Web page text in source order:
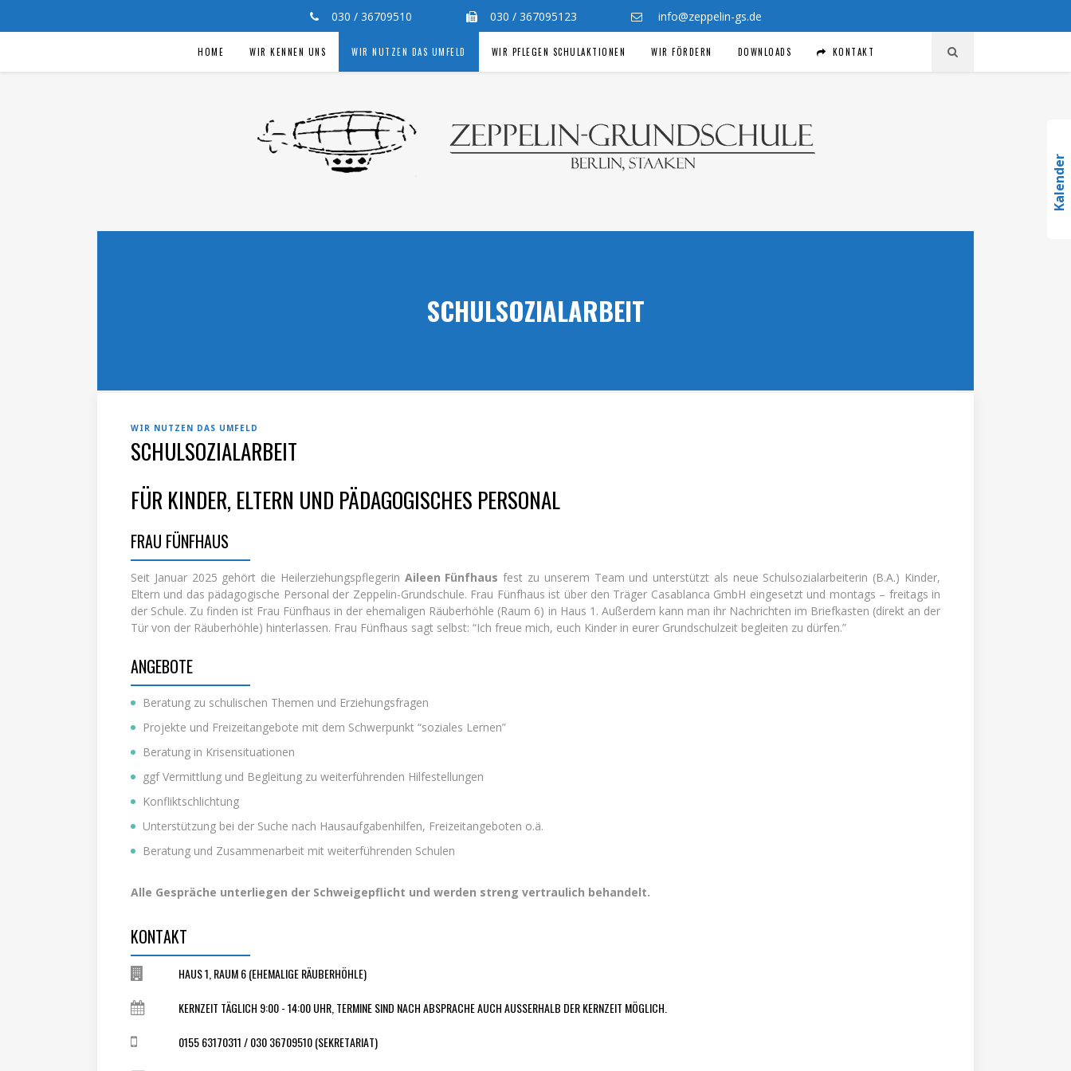
030 / 36709510 030 / 367095123 info@zeppelin-gs.de
HOME WIR KENNEN UNS WIR NUTZEN DAS UMFELD WIR PFLEGEN SCHULAKTIONEN WIR FÖRDERN DOWNLOADS KONTAKT
SCHULSOZIALARBEIT
WIR NUTZEN DAS UMFELD
SCHULSOZIALARBEIT
FÜR KINDER, ELTERN UND PÄDAGOGISCHES PERSONAL
FRAU FÜNFHAUS
Seit Januar 2025 gehört die Heilerziehungspflegerin Aileen Fünfhaus fest zu unserem Team und unterstützt als neue Schulsozialarbeiterin (B.A.) Kinder,
Eltern und das pädagogische Personal der Zeppelin-Grundschule. Frau Fünfhaus ist über den Träger Casablanca GmbH eingesetzt und montags – freitags in
der Schule. Zu finden ist Frau Fünfhaus in der ehemaligen Räuberhöhle (Raum 6) in Haus 1. Außerdem kann man ihr Nachrichten im Briefkasten (direkt an der
Tür von der Räuberhöhle) hinterlassen. Frau Fünfhaus sagt selbst: “Ich freue mich, euch Kinder in eurer Grundschulzeit begleiten zu dürfen.”
ANGEBOTE
Beratung zu schulischen Themen und Erziehungsfragen
Projekte und Freizeitangebote mit dem Schwerpunkt “soziales Lernen”
Beratung in Krisensituationen
ggf Vermittlung und Begleitung zu weiterführenden Hilfestellungen
Konfliktschlichtung
Unterstützung bei der Suche nach Hausaufgabenhilfen, Freizeitangeboten o.ä.
Beratung und Zusammenarbeit mit weiterführenden Schulen
Alle Gespräche unterliegen der Schweigepflicht und werden streng vertraulich behandelt.
KONTAKT
HAUS 1, RAUM 6 (EHEMALIGE RÄUBERHÖHLE)
KERNZEIT TÄGLICH 9:00 - 14:00 UHR, TERMINE SIND NACH ABSPRACHE AUCH AUSSERHALB DER KERNZEIT MÖGLICH.
0155 63170311 / 030 36709510 (SEKRETARIAT)
Kalender